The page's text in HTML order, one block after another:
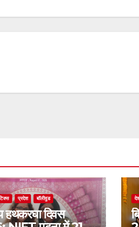
प्रदेश बॉलीवुड
हथकरघा दिवस